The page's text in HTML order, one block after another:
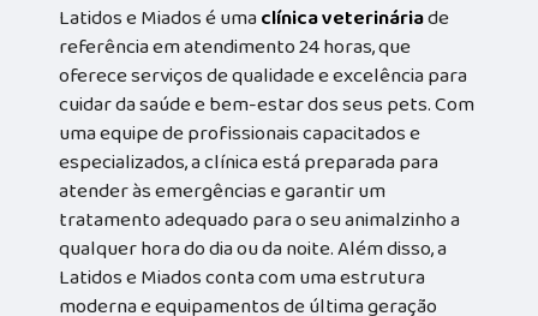
Latidos e Miados é umaclínica veterináriade
referência em atendimento 24 horas, que
oferece serviços de qualidade e excelência para
cuidar da saúde e bem-estar dos seus pets. Com
uma equipe de profissionais capacitados e
especializados, a clínica está preparada para
atender às emergências e garantir um
tratamento adequado para o seu animalzinho a
qualquer hora do dia ou da noite. Além disso, a
Latidos e Miados conta com uma estrutura
moderna e equipamentos de última geração